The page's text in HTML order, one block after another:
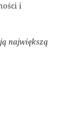
i
największą